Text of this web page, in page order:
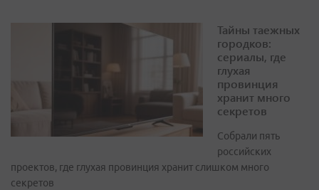
Тайны таежных
городков:
сериалы, где
глухая
провинция
хранит много
секретов
Собрали пять
российских
проектов, где глухая провинция хранит слишком много
секретов